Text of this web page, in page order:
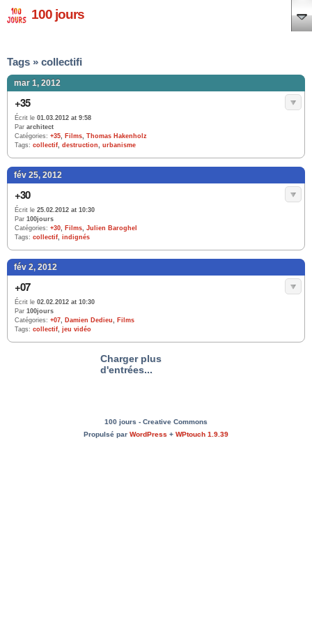
100 jours
Tags » collectifi
mar 1, 2012
+35
Écrit le 01.03.2012 at 9:58
Par architect
Catégories: +35, Films, Thomas Hakenholz
Tags: collectif, destruction, urbanisme
fév 25, 2012
+30
Écrit le 25.02.2012 at 10:30
Par 100jours
Catégories: +30, Films, Julien Baroghel
Tags: collectif, indignés
fév 2, 2012
+07
Écrit le 02.02.2012 at 10:30
Par 100jours
Catégories: +07, Damien Dedieu, Films
Tags: collectif, jeu vidéo
Charger plus
d'entrées...
100 jours - Creative Commons
Propulsé par WordPress + WPtouch 1.9.39